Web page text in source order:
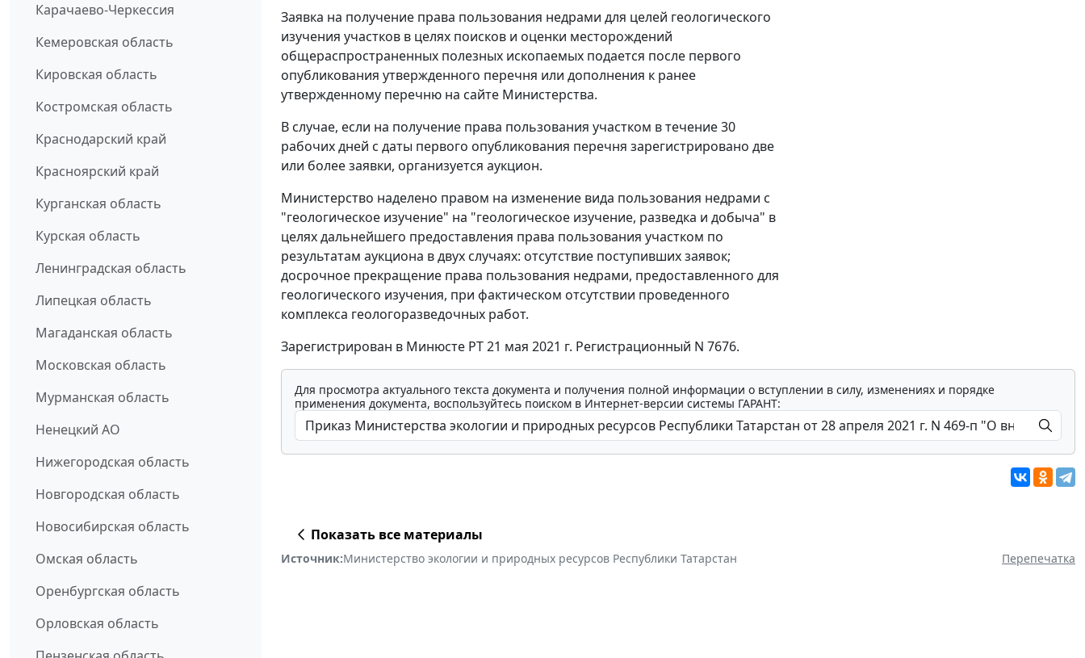
Карачаево-Черкессия
Кемеровская область
Кировская область
Костромская область
Краснодарский край
Красноярский край
Курганская область
Курская область
Ленинградская область
Липецкая область
Магаданская область
Московская область
Мурманская область
Ненецкий АО
Нижегородская область
Новгородская область
Новосибирская область
Омская область
Оренбургская область
Орловская область
Заявка на получение права пользования недрами для целей геологического
изучения участков в целях поисков и оценки месторождений
общераспространенных полезных ископаемых подается после первого
опубликования утвержденного перечня или дополнения к ранее
утвержденному перечню на сайте Министерства.
В случае, если на получение права пользования участком в течение 30
рабочих дней с даты первого опубликования перечня зарегистрировано две
или более заявки, организуется аукцион.
Министерство наделено правом на изменение вида пользования недрами с
"геологическое изучение" на "геологическое изучение, разведка и добыча" в
целях дальнейшего предоставления права пользования участком по
результатам аукциона в двух случаях: отсутствие поступивших заявок;
досрочное прекращение права пользования недрами, предоставленного для
геологического изучения, при фактическом отсутствии проведенного
комплекса геологоразведочных работ.
Зарегистрирован в Минюсте РТ 21 мая 2021 г. Регистрационный N 7676.
Для просмотра актуального текста документа и получения полной информации о вступлении в силу, изменениях и порядке
применения документа, воспользуйтесь поиском в Интернет-версии системы ГАРАНТ:
Показать все материалы
Источник:Министерство экологии и природных ресурсов Республики Татарстан Перепечатка